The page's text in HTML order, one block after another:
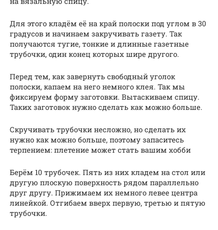
Для этого кладём её на край полоски под углом в 30
градусов и начинаем закручивать газету. Так
получаются тугие, тонкие и длинные газетные
трубочки, один конец которых шире другого.
Перед тем, как завернуть свободный уголок
полоски, капаем на него немного клея. Так мы
фиксируем форму заготовки. Вытаскиваем спицу.
Таких заготовок нужно сделать как можно больше.
Скручивать трубочки несложно, но сделать их
нужно как можно больше, поэтому запаситесь
терпением: плетение может стать вашим хобби
Берём 10 трубочек. Пять из них кладем на стол или
другую плоскую поверхность рядом параллельно
друг другу. Прижимаем их немного левее центра
линейкой. Отгибаем вверх первую, третью и пятую
трубочки.